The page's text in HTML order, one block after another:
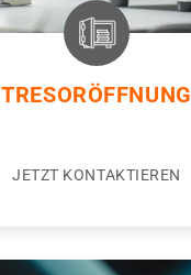
TRESORÖFFNUNG
JETZT KONTAKTIEREN